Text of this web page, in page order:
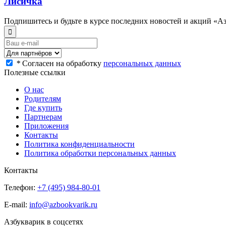
Подпишитесь и будьте в курсе последних новостей и акций
* Согласен на обработку персональных данных
Полезные ссылки
О нас
Родителям
Где купить
Партнерам
Приложения
Контакты
Политика конфиденциальности
Политика обработки персональных данных
Контакты
Телефон: +7 (495) 984-80-01
E-mail: info@azbookvarik.ru
Азбукварик в соцсетях